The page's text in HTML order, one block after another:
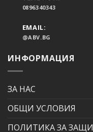
0896340343
EMAIL:
@ABV.BG
ИНФОРМАЦИЯ
ЗА НАС
ОБЩИ УСЛОВИЯ
ПОЛИТИКА ЗА